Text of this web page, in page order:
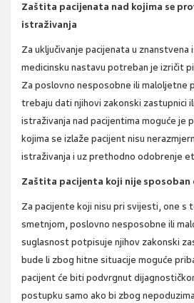
Zaštita pacijenata nad kojima se
istraživanja
Za uključivanje pacijenata u znanstvena
medicinsku nastavu potreban je izričit
Za poslovno nesposobne ili maloljetne
trebaju dati njihovi zakonski zastupnici
istraživanja nad pacijentima moguće je
kojima se izlaže pacijent nisu
istraživanja i uz prethodno odobrenje
Zaštita pacijenta koji nije
Za pacijente koji nisu pri svijesti, one s
smetnjom, poslovno nesposobne ili
suglasnost potpisuje njihov zakonski
bude li zbog hitne situacije moguće
pacijent će biti podvrgnut
postupku samo ako bi zbog